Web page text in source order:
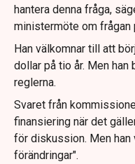
hantera denna fråga,
ministermöte om frågan
Han välkomnar till att
dollar på tio år. Men
reglerna.
Svaret från
finansiering när det
för diskussion. Men han
förändringar".